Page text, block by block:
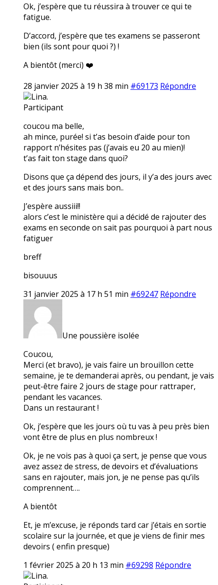
Ok, j’espère que tu réussira à trouver ce qui te
fatigue.
D’accord, j’espère que tes examens se passeront
bien (ils sont pour quoi ?) !
A bientôt (merci) ❤️
28 janvier 2025 à 19 h 38 min #69173 Répondre
Lina.
Participant
coucou ma belle,
ah mince, purée! si t’as besoin d’aide pour ton
rapport n’hésites pas (j’avais eu 20 au mien)!
t’as fait ton stage dans quoi?
Disons que ça dépend des jours, il y’a des jours avec
et des jours sans mais bon..
J’espère aussiii!!
alors c’est le ministère qui a décidé de rajouter des
exams en seconde on sait pas pourquoi à part nous
fatiguer
breff
bisouuus
31 janvier 2025 à 17 h 51 min #69247 Répondre
Une poussière isolée
Coucou,
Merci (et bravo), je vais faire un brouillon cette
semaine, je te demanderai après, ou pendant, je vais
peut-être faire 2 jours de stage pour rattraper,
pendant les vacances.
Dans un restaurant !
Ok, j’espère que les jours où tu vas à peu près bien
vont être de plus en plus nombreux !
Ok, je ne vois pas à quoi ça sert, je pense que vous
avez assez de stress, de devoirs et d’évaluations
sans en rajouter, mais jon, je ne pense pas qu’ils
comprennent….
A bientôt
Et, je m’excuse, je réponds tard car j’étais en sortie
scolaire sur la journée, et que je viens de finir mes
devoirs ( enfin presque)
1 février 2025 à 20 h 13 min #69298 Répondre
Lina.